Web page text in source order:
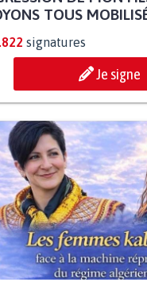
TOUS
signatures
Je signe